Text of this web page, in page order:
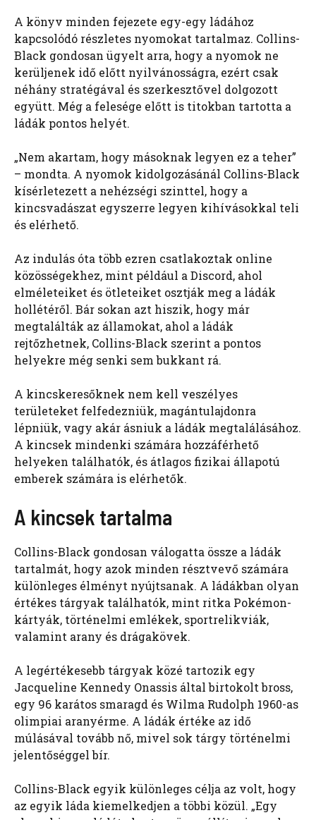
A könyv minden fejezete egy-egy ládához
kapcsolódó részletes nyomokat tartalmaz. Collins-
Black gondosan ügyelt arra, hogy a nyomok ne
kerüljenek idő előtt nyilvánosságra, ezért csak
néhány stratégával és szerkesztővel dolgozott
együtt. Még a felesége előtt is titokban tartotta a
ládák pontos helyét.
„Nem akartam, hogy másoknak legyen ez a teher”
– mondta. A nyomok kidolgozásánál Collins-Black
kísérletezett a nehézségi szinttel, hogy a
kincsvadászat egyszerre legyen kihívásokkal teli
és elérhető.
Az indulás óta több ezren csatlakoztak online
közösségekhez, mint például a Discord, ahol
elméleteiket és ötleteiket osztják meg a ládák
hollétéről. Bár sokan azt hiszik, hogy már
megtalálták az államokat, ahol a ládák
rejtőzhetnek, Collins-Black szerint a pontos
helyekre még senki sem bukkant rá.
A kincskeresőknek nem kell veszélyes
területeket felfedezniük, magántulajdonra
lépniük, vagy akár ásniuk a ládák megtalálásához.
A kincsek mindenki számára hozzáférhető
helyeken találhatók, és átlagos fizikai állapotú
emberek számára is elérhetők.
A kincsek tartalma
Collins-Black gondosan válogatta össze a ládák
tartalmát, hogy azok minden résztvevő számára
különleges élményt nyújtsanak. A ládákban olyan
értékes tárgyak találhatók, mint ritka Pokémon-
kártyák, történelmi emlékek, sportrelikviák,
valamint arany és drágakövek.
A legértékesebb tárgyak közé tartozik egy
Jacqueline Kennedy Onassis által birtokolt bross,
egy 96 karátos smaragd és Wilma Rudolph 1960-as
olimpiai aranyérme. A ládák értéke az idő
múlásával tovább nő, mivel sok tárgy történelmi
jelentőséggel bír.
Collins-Black egyik különleges célja az volt, hogy
az egyik láda kiemelkedjen a többi közül. „Egy